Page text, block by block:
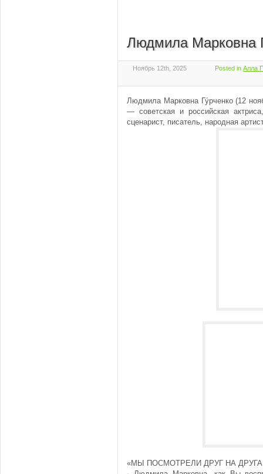
Людмила Марковна
Ноябрь 12th, 2025 Posted in Алла
Людмила Марковна Гу́рченко (12
— советская и российская
сценарист, писатель, народная
«МЫ ПОСМОТРЕЛИ ДРУГ НА ДРУГА